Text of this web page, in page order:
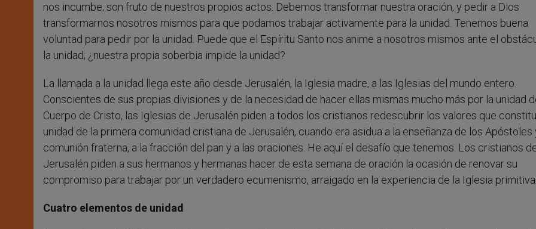
nos incumbe; son fruto de nuestros propios actos. Debemos transformar nuestra oración, y pedir a Dios
transformarnos nosotros mismos para que podamos trabajar activamente para la unidad. Tenemos buena
voluntad para pedir por la unidad. Puede que el Espíritu Santo nos anime a nosotros mismos ante el
la unidad; ¿nuestra propia soberbia impide la unidad?
La llamada a la unidad llega este año desde Jerusalén, la Iglesia madre, a las Iglesias del mundo entero.
Conscientes de sus propias divisiones y de la necesidad de hacer ellas mismas mucho más por la unidad
Cuerpo de Cristo, las Iglesias de Jerusalén piden a todos los cristianos redescubrir los valores que
unidad de la primera comunidad cristiana de Jerusalén, cuando era asidua a la enseñanza de los Apóstoles
comunión fraterna, a la fracción del pan y a las oraciones. He aquí el desafío que tenemos. Los cristianos
Jerusalén piden a sus hermanos y hermanas hacer de esta semana de oración la ocasión de renovar su
compromiso para trabajar por un verdadero ecumenismo, arraigado en la experiencia de la Iglesia
Cuatro elementos de unidad